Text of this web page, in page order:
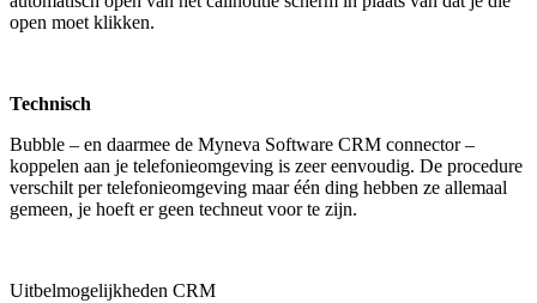
open moet klikken.
Technisch
Bubble – en daarmee de Myneva Software CRM connector –
koppelen aan je telefonieomgeving is zeer eenvoudig. De procedure
verschilt per telefonieomgeving maar één ding hebben ze allemaal
gemeen, je hoeft er geen techneut voor te zijn.
Uitbelmogelijkheden CRM